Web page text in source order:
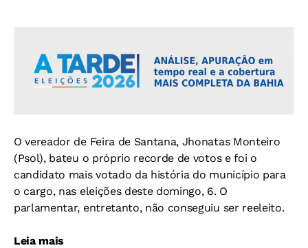
O vereador de Feira de Santana, Jhonatas Monteiro
(Psol), bateu o próprio recorde de votos e foi o
candidato mais votado da história do município para
o cargo, nas eleições deste domingo, 6. O
parlamentar, entretanto, não conseguiu ser reeleito.
Leia mais